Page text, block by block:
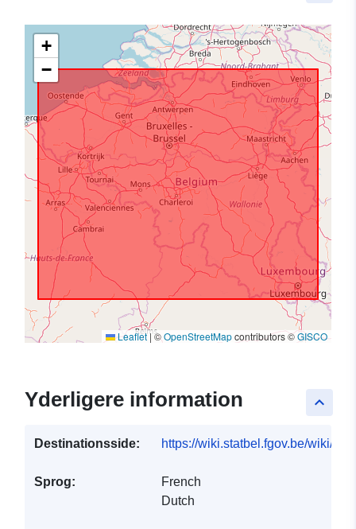
+
−
Leaflet|©OpenStreetMapcontributors ©GISCO
keyboard_arrow_up
Yderligere information
Destinationsside: https://wiki.statbel.fgov.be/wiki/
Sprog:
French
Dutch